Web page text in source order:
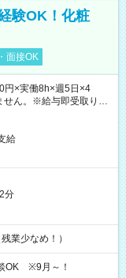
験OK！化粧
面接OK
×実働8h×週5日×4
ん。※給与即受取りサ
給
分
業少なめ！）
OK ※9月～！